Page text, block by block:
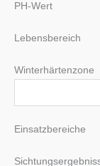
PH-Wert
Lebensbereich
Winterhärtenzone
Einsatzbereiche